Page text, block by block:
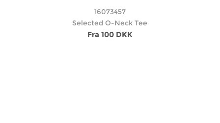
16073457
Selected O-Neck Tee
Fra 100 DKK